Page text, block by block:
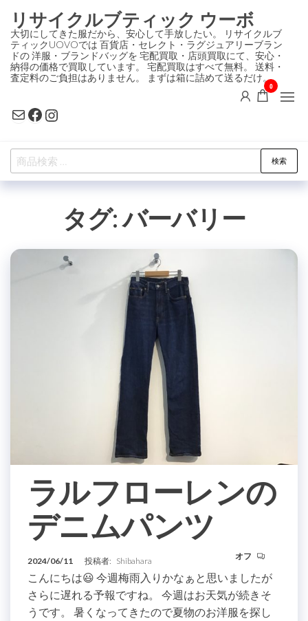
ン
テ
ン
ツ
プ
リサイクルブティック ウーボ
大切にしてきた服だから、安心して手放したい。 リサイクルブ
ティックUOVOでは 百貨店・セレクト・ラグジュアリーブラン
ドの 洋服・ブランドバッグを 宅配買取・店頭買取にて、安心・
納得の価格で買取しています。 宅配買取はすべて無料。 送料・
査定料のご負担はありません。 まずは箱に詰めて送るだけ。
MailFacebook
Instagram
0
検
索
検索
タグ:バーバリー
ラルフローレンの
デニムパンツ
2024/06/11 投稿者: Shibahara オフ
こんにちは😃 今週梅雨入りかなぁと思いましたが
さらに遅れる予報ですね。 今週はお天気が続きそ
うです。 暑くなってきたので夏物のお洋服を探し